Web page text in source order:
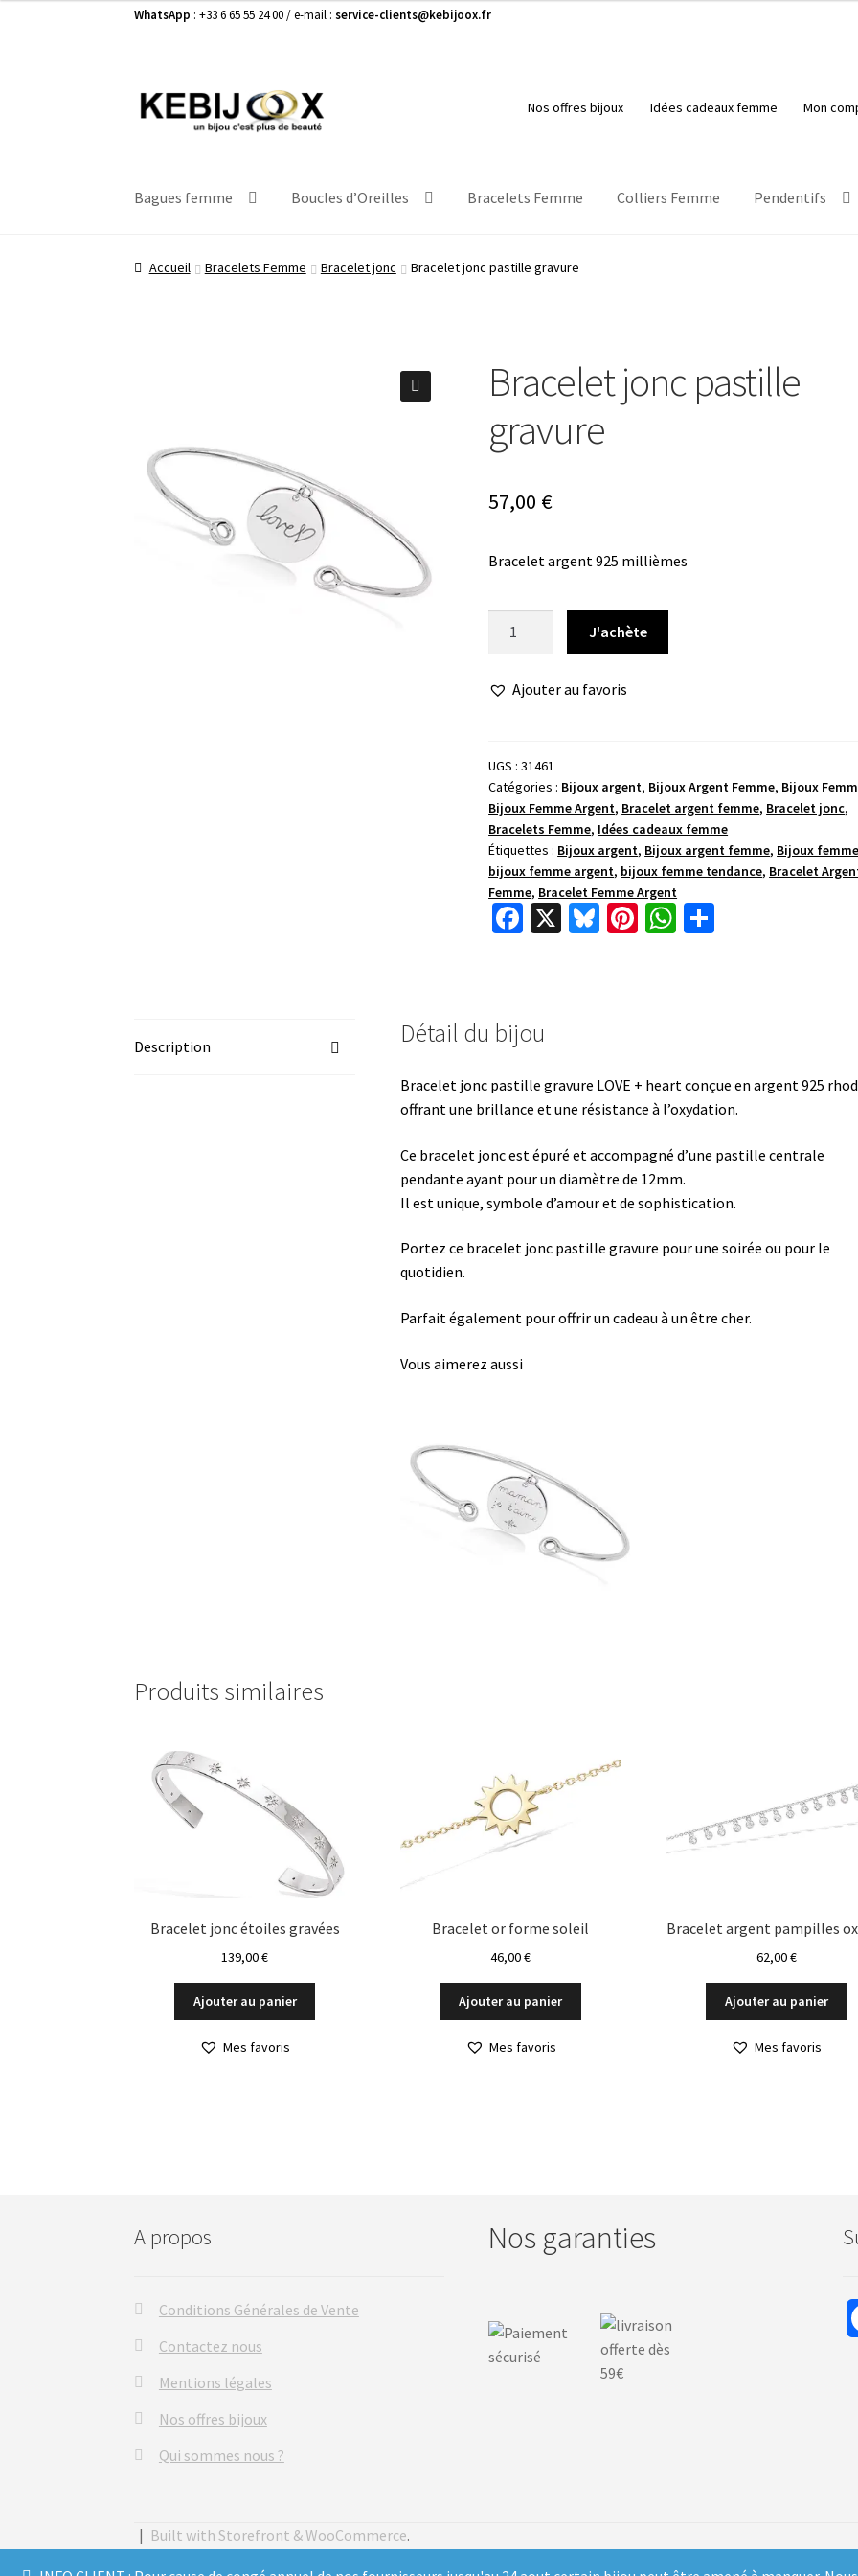
WhatsApp : +33 6 65 55 24 00 / e-mail :service-clients@kebijoox.fr
Aller
à
Aller
au
Nos offres bijoux Idées cadeaux femme Mon
Bagues femme Boucles d’Oreilles Bracelets Femme Colliers Femme Pendentifs
Accueil Bracelets Femme Bracelet jonc Bracelet jonc pastille gravure
Bracelet jonc pastille
gravure
57,00 €
Bracelet argent 925 millièmes
jonc
J'achète
Ajouter au favoris
UGS :31461
Catégories : Bijoux argent, Bijoux Argent Femme, Bijoux
Bijoux Femme Argent, Bracelet argent femme, Bracelet jonc,
Bracelets Femme, Idées cadeaux femme
Étiquettes : Bijoux argent, Bijoux argent femme, Bijoux
bijoux femme argent, bijoux femme tendance, Bracelet
Femme, Bracelet Femme Argent
Fa
o
k
X
Bl Pi W
p
Description Détail du bijou
Bracelet jonc pastille gravure LOVE + heart conçue en argent 925
offrant une brillance et une résistance à l’oxydation.
Ce bracelet jonc est épuré et accompagné d’une pastille centrale
pendante ayant pour un diamètre de 12mm.
Il est unique, symbole d’amour et de sophistication.
Portez ce bracelet jonc pastille gravure pour une soirée ou pour le
quotidien.
Parfait également pour offrir un cadeau à un être cher.
Vous aimerez aussi
Produits similaires
Bracelet jonc étoiles gravées
139,00€
Ajouter au panier
Mes favoris
Bracelet or forme soleil
46,00€
Ajouter au panier
Mes favoris
Bracelet argent pampilles
62,00€
Ajouter au panier
Mes favoris
A propos
Conditions Générales de Vente
Contactez nous
Mentions légales
Nos offres bijoux
Qui sommes nous ?
Nos garanties
Built with Storefront & WooCommerce.